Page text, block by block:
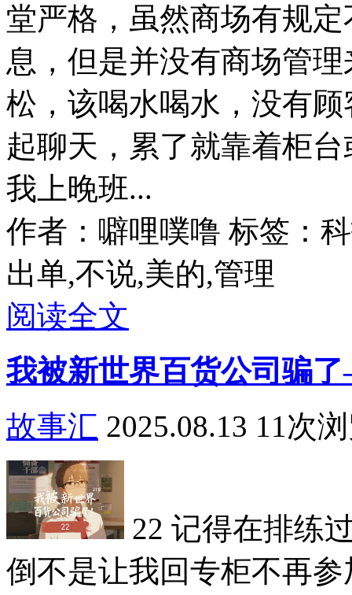
堂严格，虽然商场有规
息，但是并没有商场管
松，该喝水喝水，没有
起聊天，累了就靠着柜
我上晚班...
作者：噼哩噗噜 标签：
出单,不说,美的,管理
阅读全文
我被新世界百货公司骗
故事汇 2025.08.13 11次
22 记得在排练
倒不是让我回专柜不再